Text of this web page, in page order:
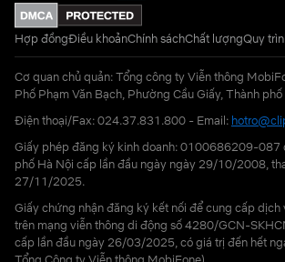
Hợp đồngĐiều khoảnChính sáchChất lượngQuy
Cơ quan chủ quản: Tổng công ty Viễn thông
Phố Phạm Văn Bạch, Phường Cầu Giấy, Thành
Điện thoại/Fax: 024.37.831.800 - Email:
Giấy phép đăng ký kinh doanh: 0100686209-087
phố Hà Nội cấp lần đầu ngày ngày 29/10/2008,
27/11/2025.
Giấy chứng nhận đăng ký kết nối để cung cấp dịch
trên mạng viễn thông di động số 4280/GCN-
cấp lần đầu ngày 26/03/2025, có giá trị đến hết